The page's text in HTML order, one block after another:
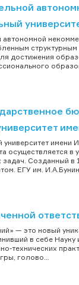
достижения
университет имени
осуществляется
Созданный в
ЕГУ им.
— это новый
в себе
технических
голово...